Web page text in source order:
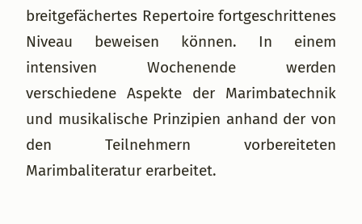
breitgefächertes Repertoire fortgeschrittenes
Niveau beweisen können. In einem
intensiven Wochenende werden
verschiedene Aspekte der Marimbatechnik
und musikalische Prinzipien anhand der von
den Teilnehmern vorbereiteten
Marimbaliteratur erarbeitet.